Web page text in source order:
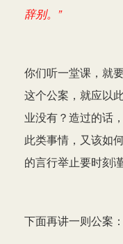
辞别。”
你们听一堂课，就
这个公案，就应以
业没有？造过的话
此类事情，又该如
的言行举止要时刻
下面再讲一则公案：